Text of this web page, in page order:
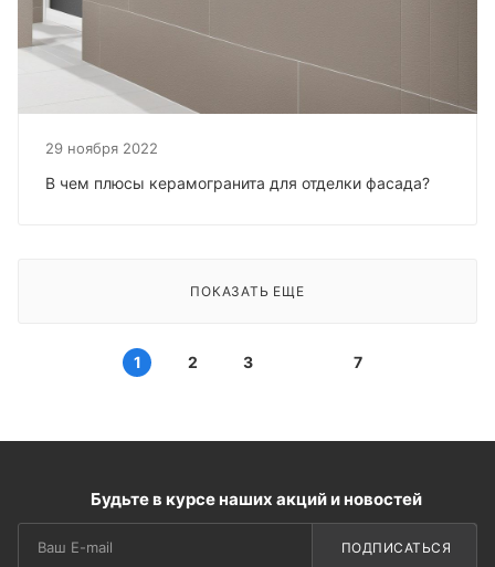
29 ноября 2022
В чем плюсы керамогранита для отделки фасада?
ПОКАЗАТЬ ЕЩЕ
1 2 3 7
Будьте в курсе наших акций и новостей
ПОДПИСАТЬСЯ